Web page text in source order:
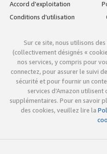
Accord d’exploitation
Conditions d’utilisation
Sur ce site, nous utilisons
(collectivement désignés «
nos services, y compris pour
connectez, pour assurer le suivi
sécurité et pour fournir un
services d’Amazon
supplémentaires. Pour en savoir
des cookies, veuillez lire la